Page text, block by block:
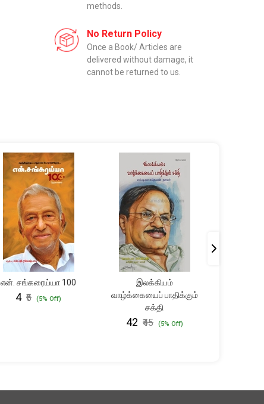
methods.
No Return Policy
Once a Book/ Articles are
delivered without damage, it
cannot be returned to us.
என். சங்கரைய்யா 100
₹4 ₹5 (5% Off)
இலக்கியம்
வாழ்க்கையைப் பாதிக்கும்
சக்தி
₹42 ₹45 (5% Off)